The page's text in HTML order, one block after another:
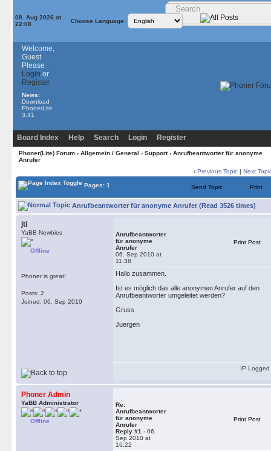
08. Aug 2026 at
22:08
Choose Language:
Welcome,
Guest.
Please
Login or
Register
News:
Download
PhonerLite
3.41
Board Index Help Search Login Register
Phoner(Lite) Forum› Allgemein / General › Support› Anrufbeantworter für anonyme
Anrufer
‹ Previous Topic | Next
Pages: 1 Send Topic Print
Anrufbeantworter für anonyme Anrufer (Read 3526 times)
jti
YaBB Newbies
Offline
Phoner is great!
Posts: 2
Joined: 06. Sep 2010
Anrufbeantworter
für anonyme
Anrufer
06. Sep 2010 at
11:38
Print Post
Hallo zusammen.
Ist es möglich das alle anonymen Anrufer auf den
Anrufbeantworter umgeleitet werden?
Gruss
Juergen
IP Logged
Phoner Admin
YaBB Administrator
Offline
Re:
Anrufbeantworter
für anonyme
Anrufer
Reply #1 - 06.
Sep 2010 at
16:22
Print Post